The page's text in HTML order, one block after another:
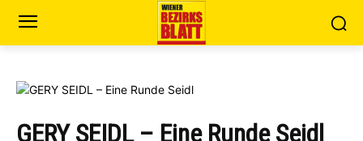
GERY SEIDL – Eine Runde Seidl